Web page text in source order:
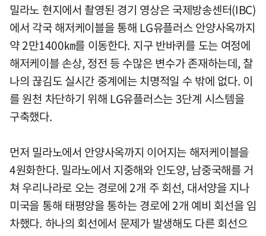
밀라노 현지에서 촬영된 경기 영상은 국제방송센터(IBC)
에서 각국 해저케이블을 통해 LG유플러스 안양사옥까지
약 2만1400㎞를 이동한다. 지구 반바퀴를 도는 여정에
해저케이블 손상, 정전 등 수많은 변수가 존재하는데, 찰
나의 끊김도 실시간 중계에는 치명적일 수 밖에 없다. 이
를 원천 차단하기 위해 LG유플러스는 3단계 시스템을
구축했다.
먼저 밀라노에서 안양사옥까지 이어지는 해저케이블을
4원화한다. 밀라노에서 지중해와 인도양, 남중국해를 거
쳐 우리나라로 오는 경로에 2개 주 회선, 대서양을 지나
미국을 통해 태평양을 통하는 경로에 2개 예비 회선을 임
차했다. 하나의 회선에서 문제가 발생해도 다른 회선으